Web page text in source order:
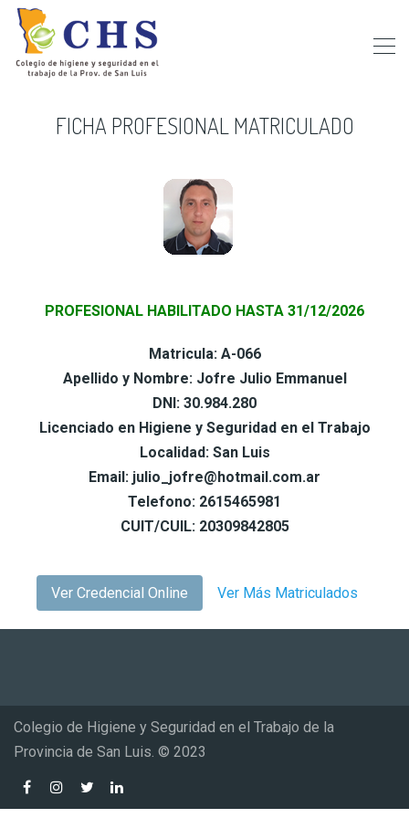
FICHA PROFESIONAL MATRICULADO
PROFESIONAL HABILITADO HASTA 31/12/2026
Matricula: A-066
Apellido y Nombre: Jofre Julio Emmanuel
DNI: 30.984.280
Licenciado en Higiene y Seguridad en el Trabajo
Localidad: San Luis
Email: julio_jofre@hotmail.com.ar
Telefono: 2615465981
CUIT/CUIL: 20309842805
Ver Credencial Online Ver Más Matriculados
Colegio de Higiene y Seguridad en el Trabajo de la
Provincia de San Luis. © 2023